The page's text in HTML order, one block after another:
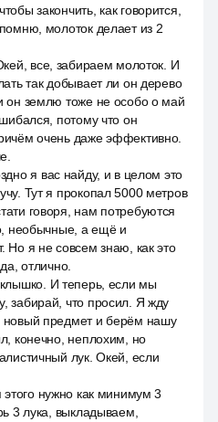
закончить, как говорится,
молоток делает из 2
все, забираем молоток. И
так добывает ли он дерево
он землю тоже не особо о май
потому что он
очень даже эффективно.
я вас найду, и в целом это
Тут я прокопал 5000 метров
говоря, нам потребуются
необычные, а ещё и
Но я не совсем знаю, как это
отлично.
И теперь, если мы
забирай, что просил. Я жду
новый предмет и берём нашу
конечно, неплохим, но
лук. Окей, если
нужно как минимум 3
3 лука, выкладываем,